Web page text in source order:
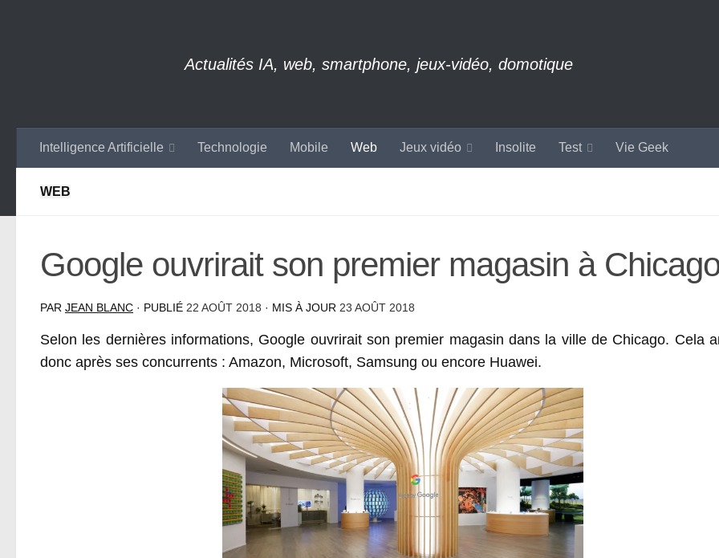
Actualités IA, web, smartphone, jeux-vidéo, domotique
Intelligence Artificielle Technologie Mobile Web Jeux vidéo Insolite Test Vie Geek
WEB
Google ouvrirait son premier magasin à
PAR JEAN BLANC · PUBLIÉ 22 AOÛT 2018 · MIS À JOUR 23 AOÛT 2018
Selon les dernières informations, Google ouvrirait son premier magasin dans la ville de Chicago. Cela
donc après ses concurrents : Amazon, Microsoft, Samsung ou encore Huawei.